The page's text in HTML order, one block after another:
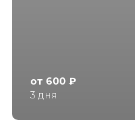
от 600 ₽
3 дня